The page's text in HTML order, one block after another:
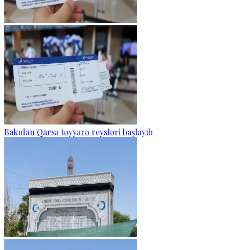
Bakıdan Qarsa təyyarə reysləri başlayıb